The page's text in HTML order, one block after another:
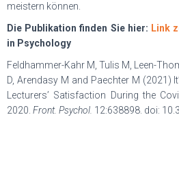
meistern können.
Die Publikation finden Sie hier: Link
in Psychology
Feldhammer-Kahr M, Tulis M, Leen-
D, Arendasy M and Paechter M (2021)
Lecturers’ Satisfaction During the
2020. Front. Psychol. 12:638898. doi: